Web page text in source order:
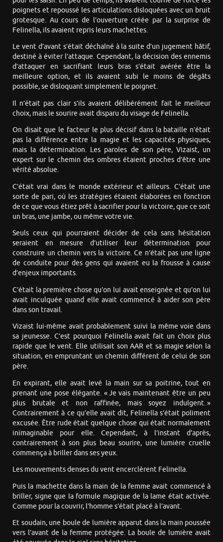
poignets et repoussé les articulations disloquées avec un bruit
grotesque. Au cours de l’ouverture créée par la surprise de
Felinella, ils avaient repris leurs machettes.
Le vent d’avant s’était déchaîné à la suite d’un jugement hâtif,
destiné à éviter l’attaque. Cependant, la décision des ennemis
d’attaquer en sacrifiant leurs bras s’était avérée être la
meilleure option, et ils avaient subi le moins de dégâts
possible, se disloquant simplement le poignet.
Il n’était pas clair s’ils avaient délibérément fait le meilleur
choix, mais le sourire avait disparu du visage de Felinella.
On disait que le facteur le plus décisif dans la bataille n’était
pas la différence entre la magie et les capacités physiques,
mais la détermination. Les paroles de son père, Vizaist, un
expert sur le chemin des ombres étaient proches d’être une
vérité absolue.
C’était vrai dans le monde extérieur et ailleurs. C’était une
sorte de pari, où les stratégies étaient élaborées en fonction
de ce que vous étiez prêt à sacrifier pour la victoire, que ce soit
un bras, une jambe, ou même votre vie.
Seuls ceux qui pourraient décider de cela sans hésitation
seraient en mesure d’utiliser leur détermination pour
construire un chemin vers la victoire. Ce n’était pas une ligne
de conduite pour des gens qui avaient eu la frousse à cause
d’enjeux importants.
C’était la première chose qu’on lui avait enseignée et qu’on lui
avait inculquée quand elle avait commencé à aider son père
dans son travail.
Vizaist lui-même avait probablement suivi la même voie dans
sa jeunesse. C’est pourquoi Felinella avait fait un choix plus
rapide que le vent. Elle utilisait son AAR et sa magie selon la
situation, en empruntant un chemin différent de celui de son
père.
En expirant, elle avait levé la main sur sa poitrine, tout en
prenant une pose élégante. « Je vais maintenant être un peu
plus brutale et non raffinée, mais soyez indulgent. »
Contrairement à ce qu’elle avait dit, Felinella s’était poliment
excusée. Être rude était quelque chose qui était normalement
inimaginable pour elle. Cependant, à l’instant d’après,
contrairement à son plus beau sourire, une lumière cruelle
commença à briller dans ses yeux.
Les mouvements denses du vent encerclèrent Felinella.
Puis la machette dans la main de la femme avait commencé à
briller, signe que la formule magique de la lame était activée.
Comme pour la couvrir, l’homme s’était placé à l’avant.
Et soudain, une boule de lumière apparut dans la main poussée
vers l’avant de la femme protégée. La boule de lumière avait